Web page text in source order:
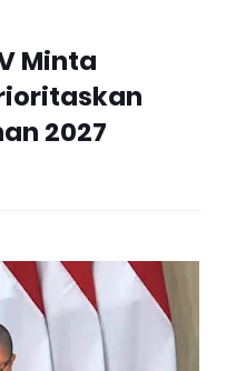
Minta
2027